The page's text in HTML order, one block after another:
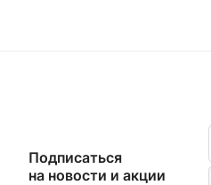
Подписаться
на новости и акции